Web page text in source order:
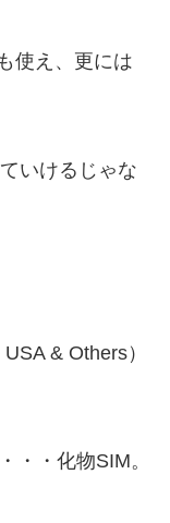
使え、更には
いけるじゃな
& Others）
・・化物SIM。